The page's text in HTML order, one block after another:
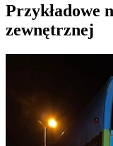
Przykładowe
zewnętrznej